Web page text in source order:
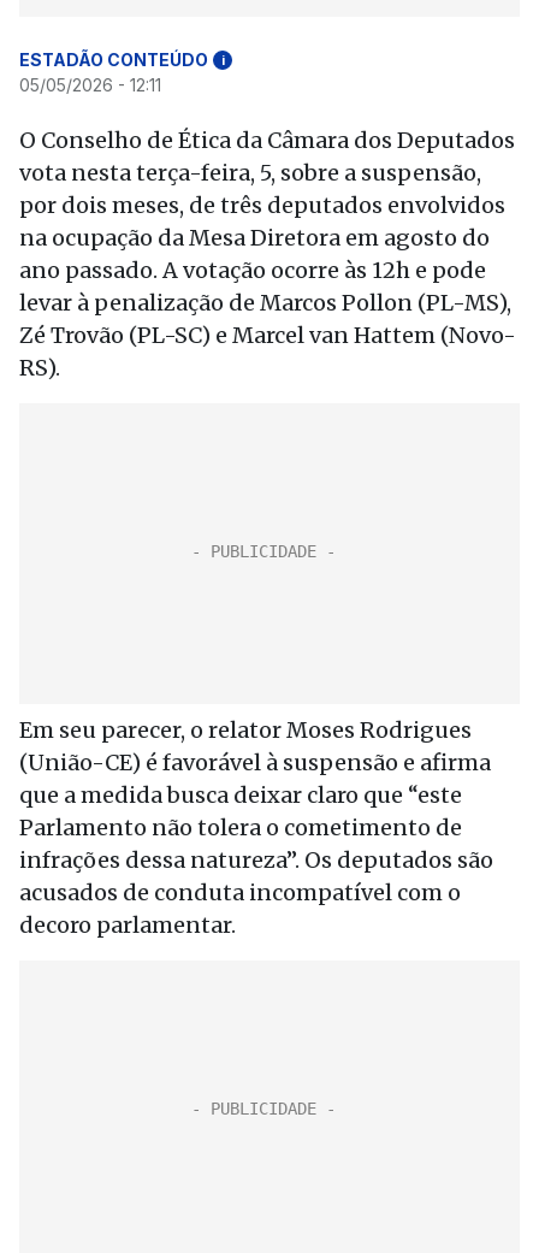
ESTADÃO CONTEÚDO i
05/05/2026 - 12:11
O Conselho de Ética da Câmara dos Deputados
vota nesta terça-feira, 5, sobre a suspensão,
por dois meses, de três deputados envolvidos
na ocupação da Mesa Diretora em agosto do
ano passado. A votação ocorre às 12h e pode
levar à penalização de Marcos Pollon (PL-MS),
Zé Trovão (PL-SC) e Marcel van Hattem (Novo-
RS).
Em seu parecer, o relator Moses Rodrigues
(União-CE) é favorável à suspensão e afirma
que a medida busca deixar claro que “este
Parlamento não tolera o cometimento de
infrações dessa natureza”. Os deputados são
acusados de conduta incompatível com o
decoro parlamentar.